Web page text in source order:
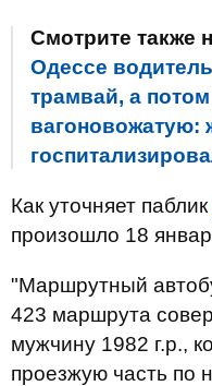
Смотрите также
Одессе
трамвай, а
вагоновожатую:
Как уточняет паблик
произошло 18
"Маршрутный
423 маршрута
мужчину 1982 г.р.,
проезжую часть по